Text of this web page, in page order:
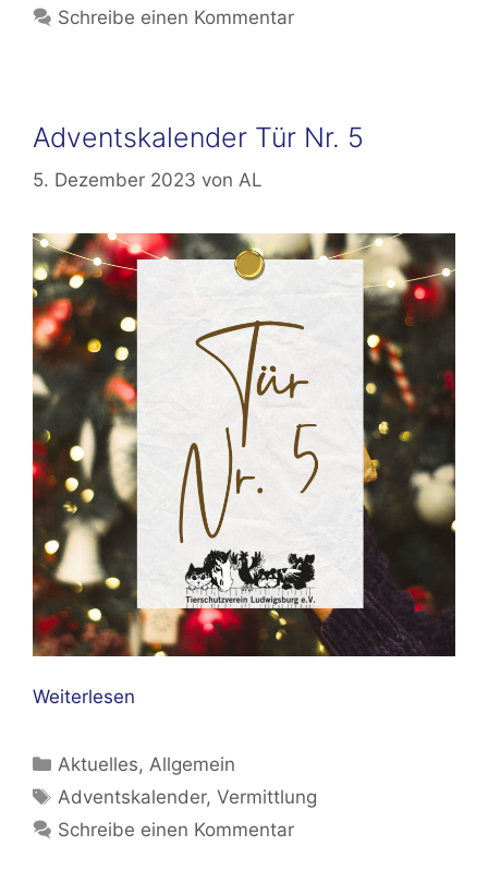
Schreibe einen Kommentar
Adventskalender Tür Nr. 5
5. Dezember 2023 von AL
Weiterlesen
Kategorien
Aktuelles,Allgemein
Schlagwörter
Adventskalender,Vermittlung
Schreibe einen Kommentar